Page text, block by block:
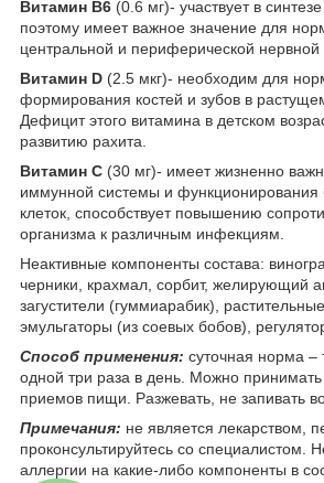
Витамин В6 (0.6 мг)- участвует в
поэтому имеет важное значение для
центральной и периферической нервной
Витамин D (2.5 мкг)- необходим для
формирования костей и зубов в
Дефицит этого витамина в детском
развитию рахита.
Витамин С (30 мг)- имеет жизненно
иммунной системы и функционирования
клеток, способствует повышению
организма к различным инфекциям.
Неактивные компоненты состава:
черники, крахмал, сорбит, желирующий
загустители (гуммиарабик),
эмульгаторы (из соевых бобов),
Способ применения: суточная норма
одной три раза в день. Можно
приемов пищи. Разжевать, не запивать
Примечания: не является лекарством,
проконсультируйтесь со специалистом.
аллергии на какие-либо компоненты в